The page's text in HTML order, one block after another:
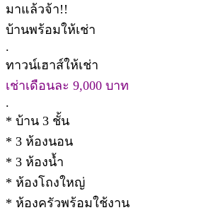
มาแล้วจ้า!!
บ้านพร้อมให้เช่า
.
ทาวน์เฮาส์ให้เช่า
เช่าเดือนละ 9,000 บาท
.
* บ้าน 3 ชั้น
* 3 ห้องนอน
* 3 ห้องน้ำ
* ห้องโถงใหญ่
* ห้องครัวพร้อมใช้งาน